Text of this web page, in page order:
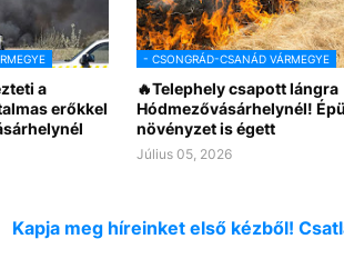
a
erőkkel
- CSONGRÁD-CSANÁD VÁRMEGYE
🔥Telephely csapott lángra
Hódmezővásárhelynél!
növényzet is égett
Július 05, 2026
Kapja meg híreinket első kézből!